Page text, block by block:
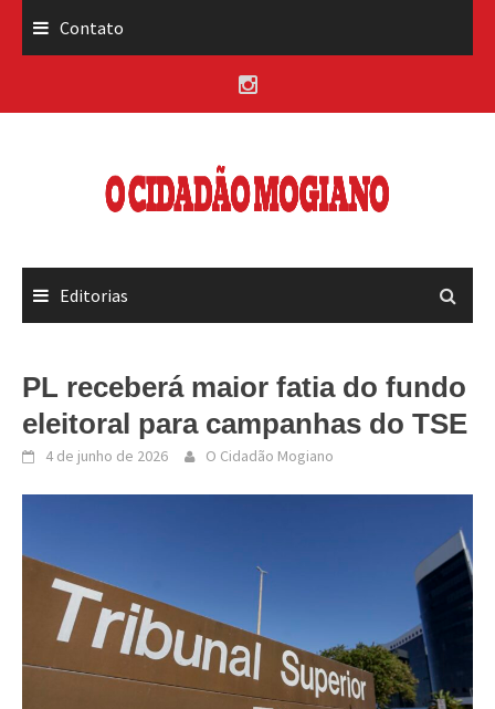
Contato
Editorias
PL receberá maior fatia do fundo
eleitoral para campanhas do TSE
4 de junho de 2026 O Cidadão Mogiano